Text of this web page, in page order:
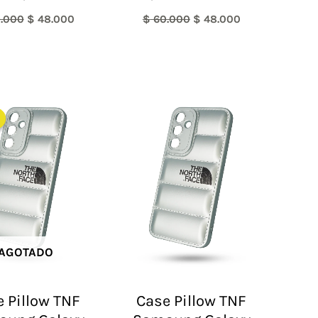
$ 48.000 $60.000 $ 48.000
Pillow TNF
precio
original
era:
$ 60.000.
Case Pillow TNF